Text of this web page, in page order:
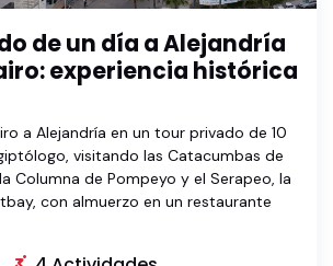
de un día a Alejandría
experiencia histórica
a Alejandría en un tour privado de 10
visitando las Catacumbas de
Columna de Pompeyo y el Serapeo, la
con almuerzo en un restaurante